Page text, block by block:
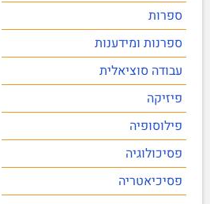
ספרות
ספרנות ומידענות
עבודה סוציאלית
פיזיקה
פילוסופיה
פסיכולוגיה
פסיכיאטריה